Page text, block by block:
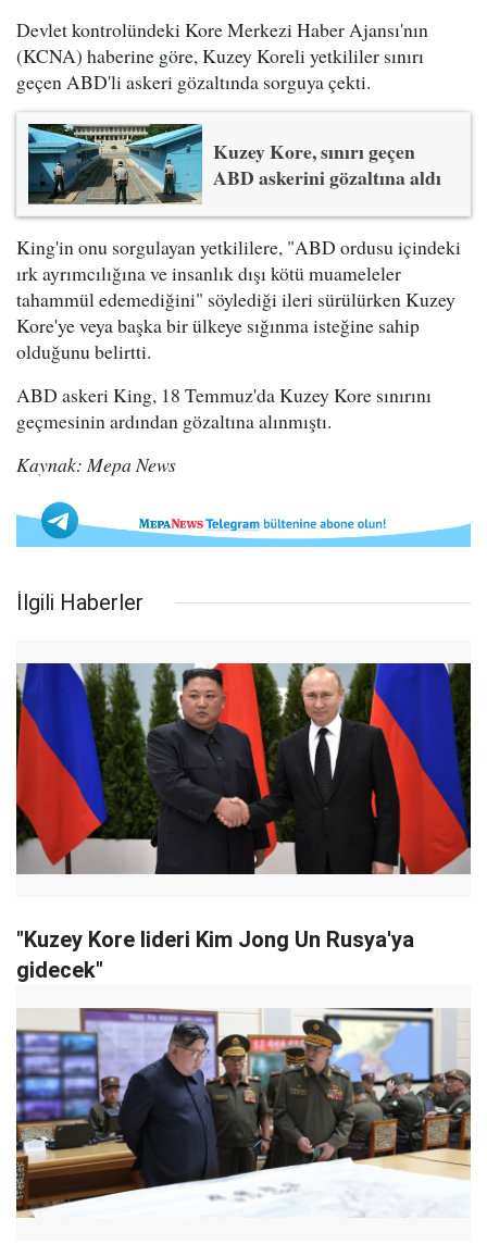
Devlet kontrolündeki Kore Merkezi Haber Ajansı'nın
(KCNA) haberine göre, Kuzey Koreli yetkililer sınırı
geçen ABD'li askeri gözaltında sorguya çekti.
Kuzey Kore, sınırı geçen
ABD askerini gözaltına aldı
King'in onu sorgulayan yetkililere, "ABD ordusu içindeki
ırk ayrımcılığına ve insanlık dışı kötü muameleler
tahammül edemediğini" söylediği ileri sürülürken Kuzey
Kore'ye veya başka bir ülkeye sığınma isteğine sahip
olduğunu belirtti.
ABD askeri King, 18 Temmuz'da Kuzey Kore sınırını
geçmesinin ardından gözaltına alınmıştı.
Kaynak: Mepa News
İlgili Haberler
"Kuzey Kore lideri Kim Jong Un Rusya'ya
gidecek"